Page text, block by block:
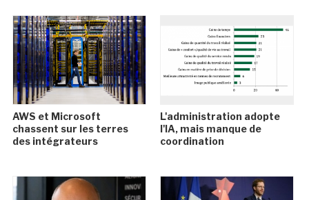
AWS et Microsoft
chassent sur les terres
des intégrateurs
L'administration adopte
l'IA, mais manque de
coordination